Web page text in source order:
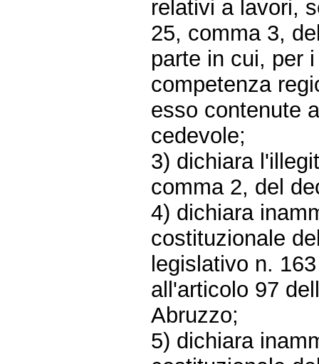
relativi a lavori,
25, comma 3,
parte in cui, per
competenza
esso contenute
cedevole;
3) dichiara
comma 2, del
4) dichiara
costituzionale
legislativo n.
all'articolo 97
Abruzzo;
5) dichiara